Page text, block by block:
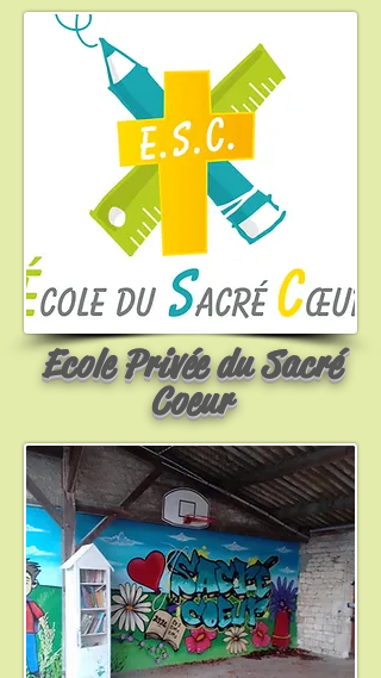
Ecole Privée du Sacré
Coeur